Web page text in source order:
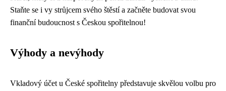
Staňte se i vy strůjcem svého štěstí a začněte budovat svou
finanční budoucnost s Českou spořitelnou!
Výhody a nevýhody
Vkladový účet u České spořitelny představuje skvělou volbu pro